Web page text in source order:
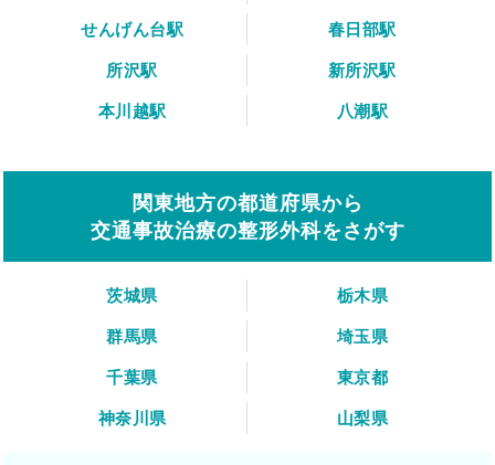
せんげん台駅
春日部駅
所沢駅
新所沢駅
本川越駅
八潮駅
関東地方の都道府県から
交通事故治療の整形外科をさがす
茨城県
栃木県
群馬県
埼玉県
千葉県
東京都
神奈川県
山梨県